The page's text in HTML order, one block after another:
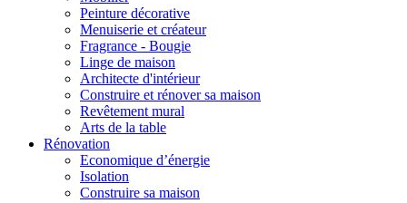
Peinture décorative
Menuiserie et créateur
Fragrance - Bougie
Linge de maison
Architecte d'intérieur
Construire et rénover sa maison
Revêtement mural
Arts de la table
Rénovation
Economique d’énergie
Isolation
Construire sa maison